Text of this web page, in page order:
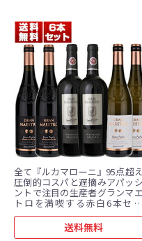
全て『ルカマローニ』95点超
圧倒的コスパと遅摘みアパッ
ントで注目の生産者グランマ
トロを満喫する赤白6本セッ
(750ml×6)
送料無料